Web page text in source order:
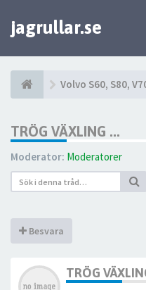
jagrullar.se
Volvo S60, S80, V70N
TRÖG VÄXLING ...
Moderator: Moderatorer
Besvara
TRÖG